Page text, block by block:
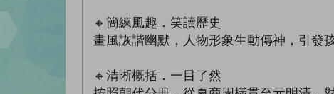
🔸簡練風趣．笑讀歷史
畫風詼諧幽默，人物形象生動傳神，引發
🔸清晰概括．一目了然